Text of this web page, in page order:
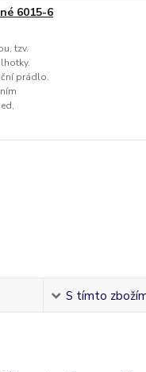
6015-6
tzv.
prádlo.
S tímto